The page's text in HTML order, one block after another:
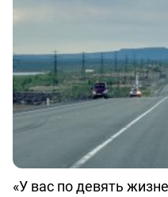
«У вас по девять